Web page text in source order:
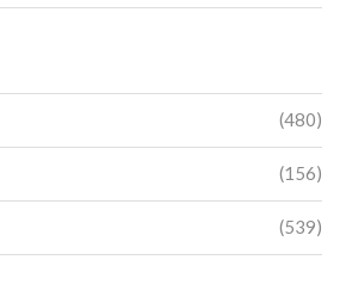
(480)
(156)
(539)